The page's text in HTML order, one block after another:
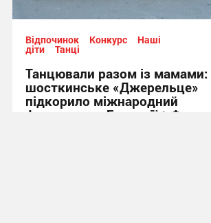
Відпочинок Конкурс Наші
діти Танці
Танцювали разом із мамами:
шосткинське «Джерельце»
підкорило міжнародний
фестиваль у Болгарії + Фото